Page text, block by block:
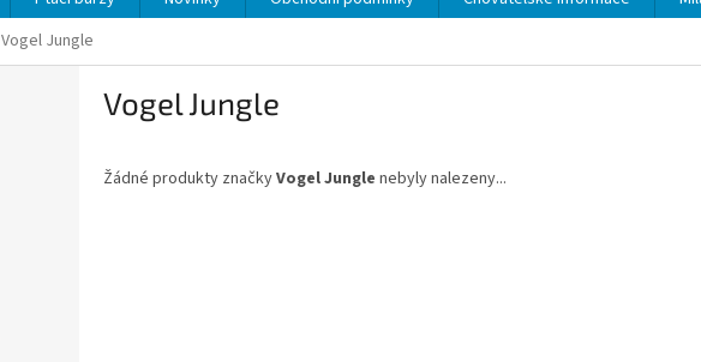
Vogel Jungle
Vogel Jungle
Žádné produkty značkyVogel Jungle nebyly nalezeny...